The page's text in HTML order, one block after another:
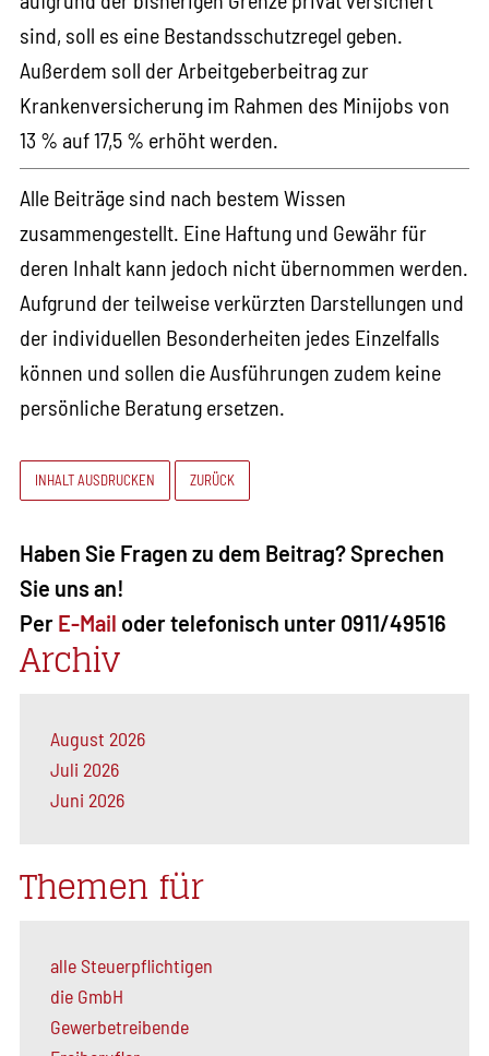
sind, soll es eine Bestandsschutzregel geben.
Außerdem soll der Arbeitgeberbeitrag zur
Krankenversicherung im Rahmen des Minijobs von
13 % auf 17,5 % erhöht werden.
Alle Beiträge sind nach bestem Wissen
zusammengestellt. Eine Haftung und Gewähr für
deren Inhalt kann jedoch nicht übernommen werden.
Aufgrund der teilweise verkürzten Darstellungen und
der individuellen Besonderheiten jedes Einzelfalls
können und sollen die Ausführungen zudem keine
persönliche Beratung ersetzen.
INHALT AUSDRUCKEN ZURÜCK
Haben Sie Fragen zu dem Beitrag? Sprechen
Sie uns an!
Per E-Mail oder telefonisch unter 0911/49516
Archiv
August 2026
Juli 2026
Juni 2026
Themen für
alle Steuerpflichtigen
die GmbH
Gewerbetreibende